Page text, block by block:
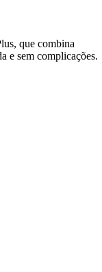
que combina
e sem complicações.